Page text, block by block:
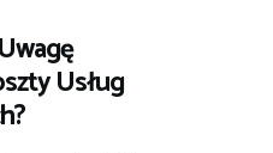
Usług